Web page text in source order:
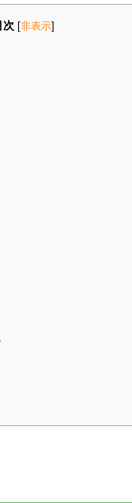
次 非表示]